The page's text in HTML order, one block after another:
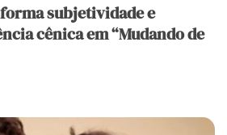
subjetividade e
cênica em “Mudando de